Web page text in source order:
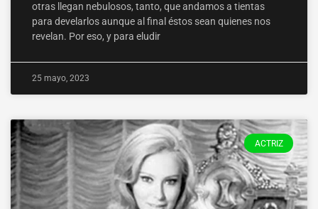
otras llegan nebulosos, tanto, que andamos a tientas
para develarlos aunque al final éstos sean quienes nos
revelan. Por eso, y para eludir
25 mayo, 2023
ACTRIZ